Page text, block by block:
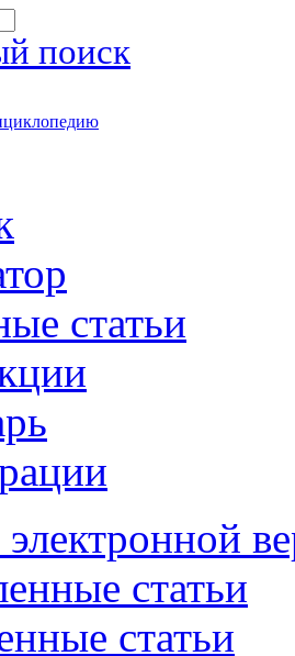
поиск
статьи
статьи
статьи